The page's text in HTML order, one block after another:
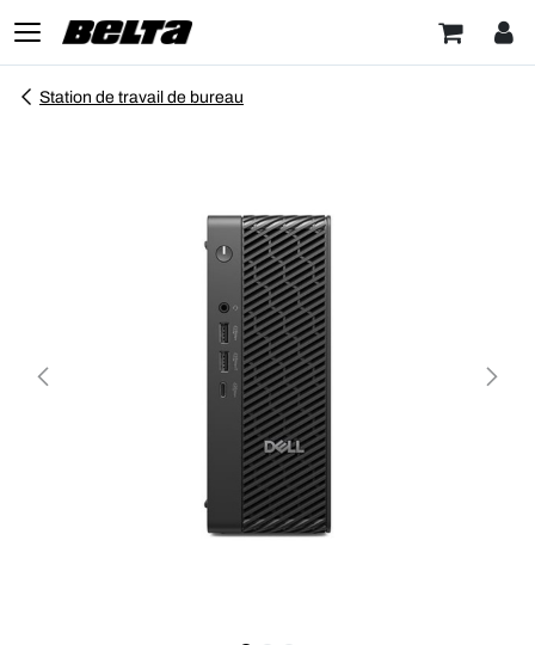
Station de travail de bureau